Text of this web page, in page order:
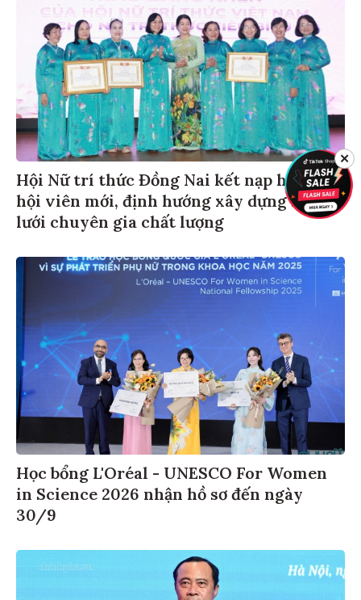
Hội Nữ trí thức Đồng Nai kết nạp hơn 40
hội viên mới, định hướng xây dựng mạng
lưới chuyên gia chất lượng
Học bổng L'Oréal - UNESCO For Women
in Science 2026 nhận hồ sơ đến ngày
30/9
✕